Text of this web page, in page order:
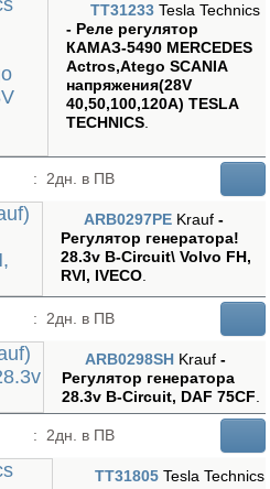
TT31233Tesla Technics
- Реле регулятор
КАМАЗ-5490 MERCEDES
Actros,Atego SCANIA
напряжения(28V
40,50,100,120A) TESLA
TECHNICS
: 2дн. в ПВ
ARB0297PE Krauf-
Регулятор генератора!
28.3v B-Circuit\ Volvo FH,
RVI, IVECO
: 2дн. в ПВ
ARB0298SH Krauf -
Регулятор генератора
28.3v B-Circuit, DAF 75CF
: 2дн. в ПВ
TT31805 Tesla Technics